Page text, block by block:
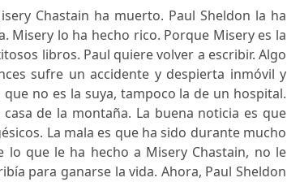
Chastain ha muerto. Paul Sheldon la ha
Misery lo ha hecho rico. Porque Misery es la
libros. Paul quiere volver a escribir. Algo
sufre un accidente y despierta inmóvil y
no es la suya, tampoco la de un hospital.
de la montaña. La buena noticia es que
La mala es que ha sido durante mucho
que le ha hecho a Misery Chastain, no le
para ganarse la vida. Ahora, Paul Sheldon